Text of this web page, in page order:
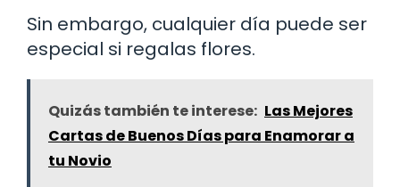
Sin embargo, cualquier día puede ser
especial si regalas flores.
Quizás también te interese: Las Mejores
Cartas de Buenos Días para Enamorar a
tu Novio